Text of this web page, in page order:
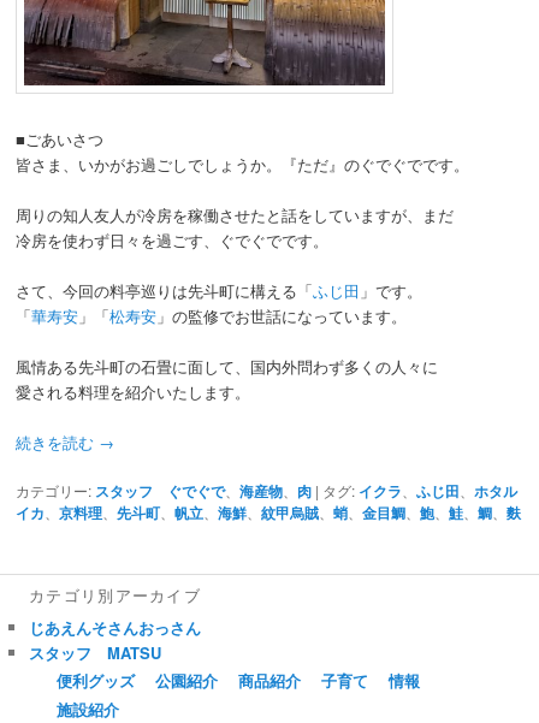
■ごあいさつ
皆さま、いかがお過ごしでしょうか。『ただ』のぐでぐでです。
周りの知人友人が冷房を稼働させたと話をしていますが、まだ
冷房を使わず日々を過ごす、ぐでぐでです。
さて、今回の料亭巡りは先斗町に構える「ふじ田 」です。
「華寿安 」「松寿安 」の監修でお世話になっています。
風情ある先斗町の石畳に面して、国内外問わず多くの人々に
愛される料理を紹介いたします。
続きを読む →
カテゴリー: スタッフ ぐでぐで、海産物 肉 | タグ: イクラ 、ふじ田 、ホタル
イカ 、京料理 、先斗町、帆立 、海鮮 、紋甲烏賊 、蛸 、金目鯛 、鮑、鮭 、鯛 、麩
カテゴリ別アーカイブ
じあえんそさんおっさん
スタッフ MATSU
便利グッズ
公園紹介 商品紹介 子育て
情報
施設紹介